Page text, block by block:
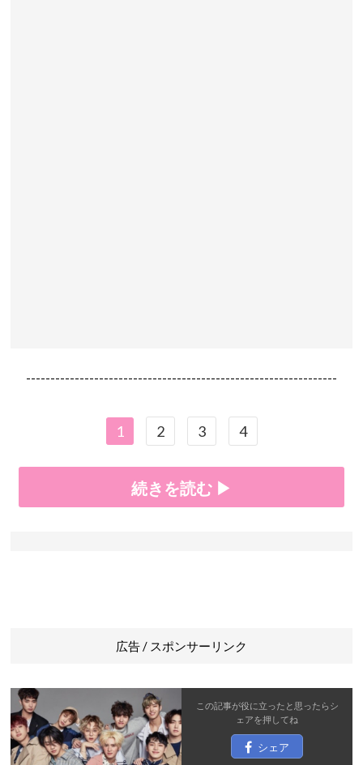
----------------------------------------------------------------
1 2 3 4
続きを読む ▶
広告 / スポンサーリンク
この記事が役に立ったと思ったらシ
ェアを押してね
シェア